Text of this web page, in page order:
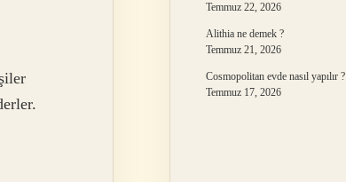
Temmuz 22, 2026
Alithia ne demek ?
Temmuz 21, 2026
Cosmopolitan evde nasıl yapılır ?
Temmuz 17, 2026